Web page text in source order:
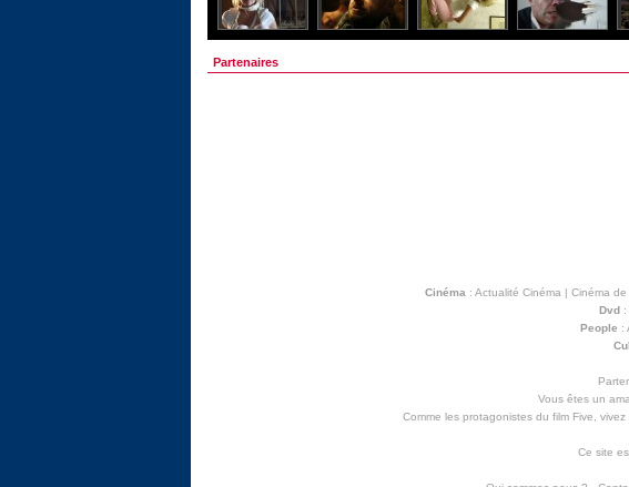
Partenaires
Cinéma : Actualité Cinéma | Cinéma de
Dvd:
People :
Vous êtes un
Comme les protagonistes du film Five,
Ce site